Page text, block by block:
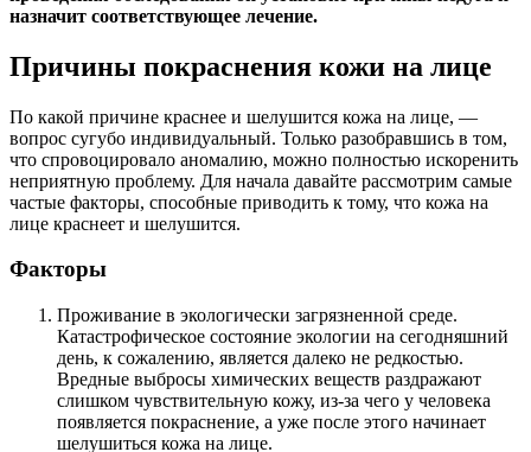
назначит соответствующее лечение.
Причины покраснения кожи на лице
По какой причине краснее и шелушится кожа на лице, —
вопрос сугубо индивидуальный. Только разобравшись в том,
что спровоцировало аномалию, можно полностью искоренить
неприятную проблему. Для начала давайте рассмотрим самые
частые факторы, способные приводить к тому, что кожа на
лице краснеет и шелушится.
Факторы
Проживание в экологически загрязненной среде.
Катастрофическое состояние экологии на сегодняшний
день, к сожалению, является далеко не редкостью.
Вредные выбросы химических веществ раздражают
слишком чувствительную кожу, из-за чего у человека
появляется покраснение, а уже после этого начинает
шелушиться кожа на лице.